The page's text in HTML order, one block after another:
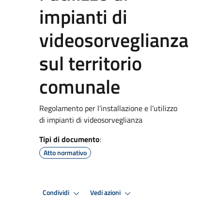
impianti di
videosorveglianza
sul territorio
comunale
Regolamento per l’installazione e l’utilizzo
di impianti di videosorveglianza
Tipi di documento:
Atto normativo
Condividi Vedi azioni